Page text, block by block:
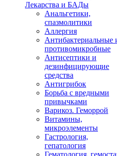
Лекарства и БАДы
Анальгетики,
спазмолитики
Аллергия
Антибактериальные
противомикробные
Антисептики и
дезинфицирующие
средства
Антигрибок
Борьба с вредными
привычками
Варикоз. Геморрой
Витамины,
микроэлементы
Гастрология,
гепатология
Гематология,